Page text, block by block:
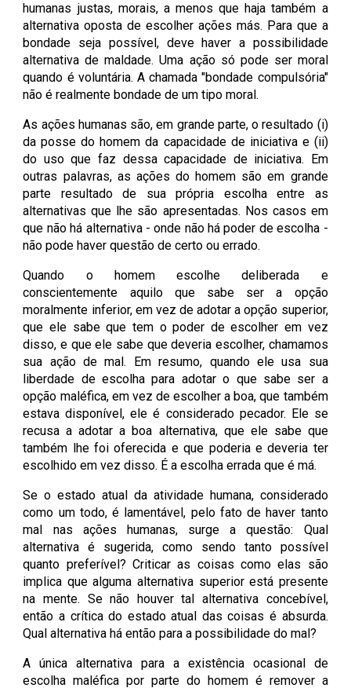
humanas justas, morais, a menos que haja também a
alternativa oposta de escolher ações más. Para que a
bondade seja possível, deve haver a possibilidade
alternativa de maldade. Uma ação só pode ser moral
quando é voluntária. A chamada "bondade compulsória"
não é realmente bondade de um tipo moral.
As ações humanas são, em grande parte, o resultado (i)
da posse do homem da capacidade de iniciativa e (ii)
do uso que faz dessa capacidade de iniciativa. Em
outras palavras, as ações do homem são em grande
parte resultado de sua própria escolha entre as
alternativas que lhe são apresentadas. Nos casos em
que não há alternativa - onde não há poder de escolha -
não pode haver questão de certo ou errado.
Quando o homem escolhe deliberada e
conscientemente aquilo que sabe ser a opção
moralmente inferior, em vez de adotar a opção superior,
que ele sabe que tem o poder de escolher em vez
disso, e que ele sabe que deveria escolher, chamamos
sua ação de mal. Em resumo, quando ele usa sua
liberdade de escolha para adotar o que sabe ser a
opção maléfica, em vez de escolher a boa, que também
estava disponível, ele é considerado pecador. Ele se
recusa a adotar a boa alternativa, que ele sabe que
também lhe foi oferecida e que poderia e deveria ter
escolhido em vez disso. É a escolha errada que é má.
Se o estado atual da atividade humana, considerado
como um todo, é lamentável, pelo fato de haver tanto
mal nas ações humanas, surge a questão: Qual
alternativa é sugerida, como sendo tanto possível
quanto preferível? Criticar as coisas como elas são
implica que alguma alternativa superior está presente
na mente. Se não houver tal alternativa concebível,
então a crítica do estado atual das coisas é absurda.
Qual alternativa há então para a possibilidade do mal?
A única alternativa para a existência ocasional de
escolha maléfica por parte do homem é remover a